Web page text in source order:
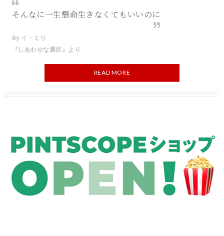
そんなに一生懸命生きなくてもいいのに
By イ・ミリ
『しあわせな選択』より
READ MORE